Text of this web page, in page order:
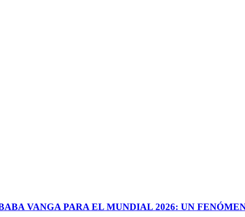
VANGA PARA EL MUNDIAL 2026: UN